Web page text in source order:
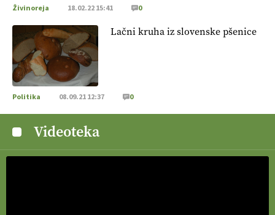
Živinoreja 18.02.22 15:41 0
Lačni kruha iz slovenske pšenice
Politika 08.09.21 12:37 0
Videoteka